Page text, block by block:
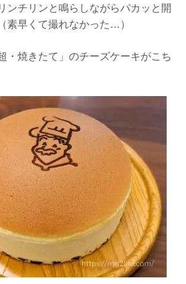
ンチリンと鳴らしながらパカッと開
素早くて撮れなかった…）
・焼きたて」のチーズケーキがこち